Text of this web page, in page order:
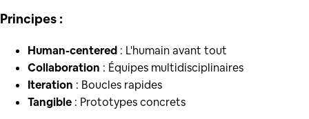
Principes :
Human-centered : L'humain avant tout
Collaboration : Équipes multidisciplinaires
Iteration : Boucles rapides
Tangible : Prototypes concrets